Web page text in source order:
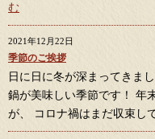
む
2021年12月22日
季節のご挨拶
日に日に冬が深まってきま
鍋が美味しい季節です！ 年
が、 コロナ禍はまだ収束し